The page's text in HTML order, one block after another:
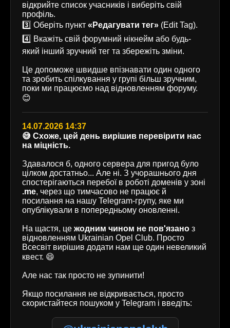
відкрийте список учасників і виберіть свій
профіль.
3️⃣ Оберіть пункт «Редагувати тег» (Edit Tag).
4️⃣ Вкажіть свій форумний нікнейм або будь-
який інший зручний тег та збережіть зміни.
Це допоможе швидше впізнавати один одного
та зробить спілкування у групі більш зручним,
поки ми працюємо над відновленням форуму.
😊
14.07.2026 14:37
😅 Схоже, цей день вирішив перевірити нас
на міцність.
Здавалося б, одного сервера для пригод було
цілком достатньо... Але ні. З учорашнього дня
спостерігаються перебої в роботі доменів у зоні
.me, через що тимчасово не працює й
посилання на нашу Telegram-групу, яке ми
опублікували в попередньому оновленні.
На щастя, це жодним чином не пов'язано з
відновленням Ukrainian Opel Club. Просто
Всесвіт вирішив додати нам ще один невеликий
квест. 😄
Але нас так просто не зупинити!
Якщо посилання не відкривається, просто
скористайтеся пошуком у Telegram і введіть: